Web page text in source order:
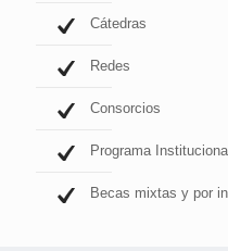
Cátedras
Redes
Consorcios
Programa
Becas mixtas y por